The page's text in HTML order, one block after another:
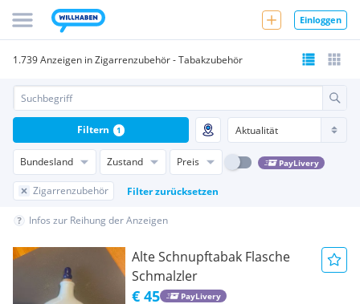
Einloggen
1.739 Anzeigen in Zigarrenzubehör - Tabakzubehör
Bundesland Zustand Preis PayLivery
Zigarrenzubehör Filter zurücksetzen
Filtern 1
Infos zur Reihung der Anzeigen
Alte Schnupftabak Flasche
Schmalzler
€ 45 PayLivery